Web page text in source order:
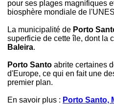
pour ses plages magnifiques
biosphère mondiale de
La municipalité de Porto
superficie de cette île, dont la
Baleira.
Porto Santo abrite certaines
d'Europe, ce qui en fait une
premier plan.
En savoir plus : Porto Santo,